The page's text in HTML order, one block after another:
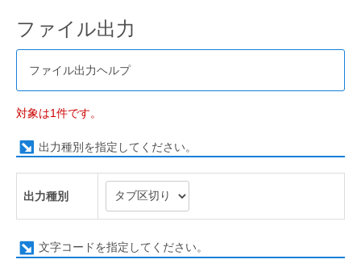
ファイル出力
ファイル出力ヘルプ
対象は1件です。
出力種別を指定してください。
出力種別
文字コードを指定してください。